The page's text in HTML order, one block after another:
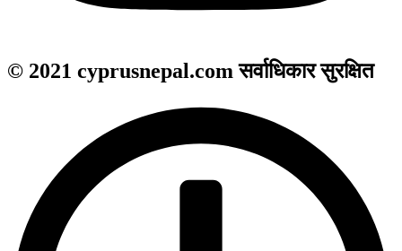
© 2021 cyprusnepal.com सर्वाधिकार सुरक्षित